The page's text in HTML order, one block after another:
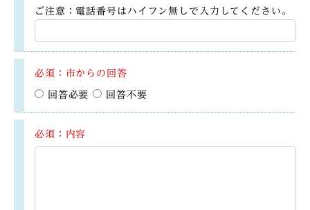
ご注意：電話番号はハイフン無しで入力してください。
必須：市からの回答
回答必要 回答不要
必須：内容